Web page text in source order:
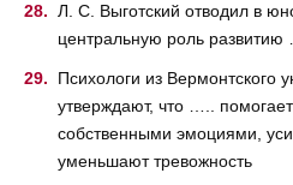
Л. С. Выготский отводил в
центральную роль развитию
Психологи из Вермонтского
утверждают, что …..
собственными эмоциями,
уменьшают тревожность